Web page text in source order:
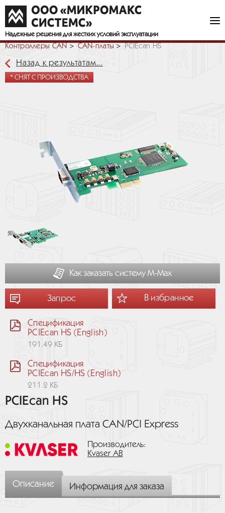
Надежные решения для жестких условий эксплуатации
Контроллеры CAN CAN-платы PCIEcan HS
Назад к результатам...
* СНЯТ С ПРОИЗВОДСТВА
Как заказать систему М-Мах
Запрос В избранное
Спецификация
PCIEcan HS (English)
191.49 КБ
Спецификация
PCIEcan HS/HS (English)
211.2 КБ
PCIEcan HS
Двухканальная плата CAN/PCI Express
Производитель:
Kvaser AB
Описание Информация для заказа